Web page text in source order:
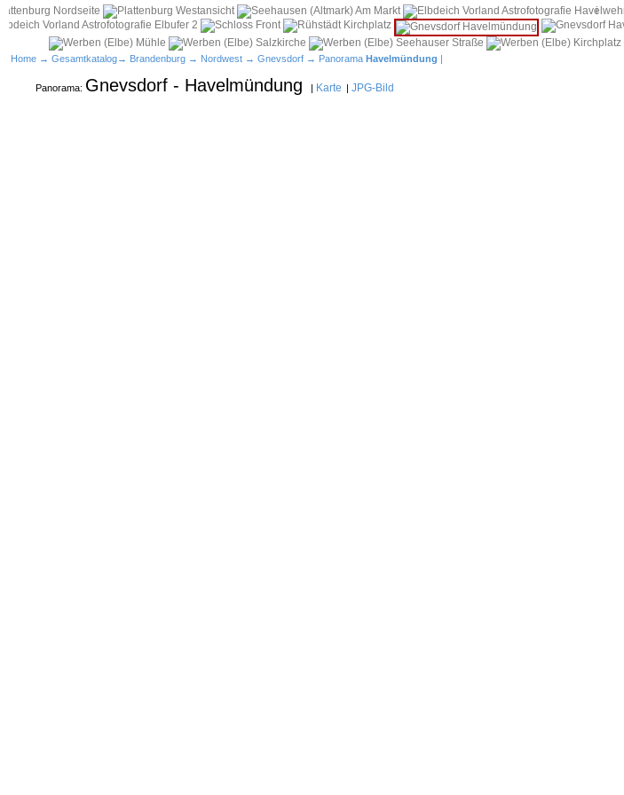
Home → Gesamtkatalog→ Brandenburg → Nordwest → Gnevsdorf → Panorama Havelmündung |
Panorama: Gnevsdorf - Havelmündung | Karte | JPG-Bild
i